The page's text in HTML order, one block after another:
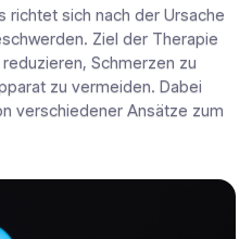
richtet sich nach der Ursache
Ziel der Therapie
Schmerzen zu
zu vermeiden. Dabei
verschiedener Ansätze zum